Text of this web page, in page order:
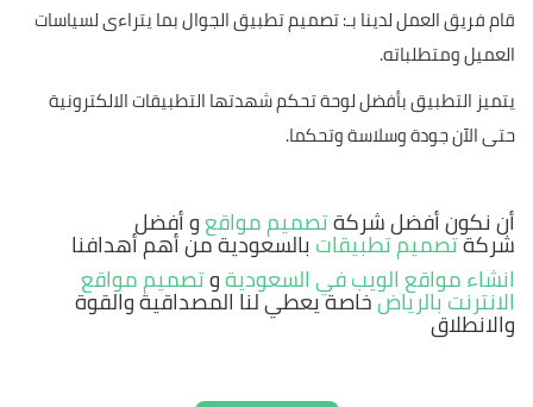
قام فريق العمل لدينا بـ: تصميم تطبيق الجوال بما يتراءى لسياسات
العميل ومتطلباته.
يتميز التطبيق بأفضل لوحة تحكم شهدتها التطبيقات الالكترونية
حتى الآن جودة وسلاسة وتحكما.
أن نكون أفضل شركةتصميم مواقعو أفضل
شركةتصميم تطبيقات بالسعودية من أهم أهدافنا
انشاء مواقع الويب في السعوديةوتصميم مواقع
الانترنت بالرياضخاصة يعطي لنا المصداقية والقوة
والانطلاق